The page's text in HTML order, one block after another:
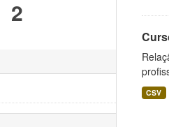
2
CSV